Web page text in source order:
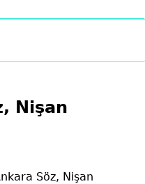
Nişan
Söz, Nişan